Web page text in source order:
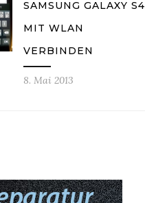
SAMSUNG GALAXY S4
MIT WLAN
VERBINDEN
8. Mai 2013